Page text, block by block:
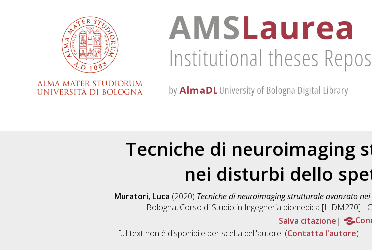
Tecniche di neuroimaging
nei disturbi dello
Muratori, Luca (2020) Tecniche di neuroimaging strutturale avanzato
Bologna, Corso di Studio in Ingegneria biomedica [L-DM270] -
Salva citazione
Il full-text non è disponibile per scelta dell'autore. (Contatta l'autore)